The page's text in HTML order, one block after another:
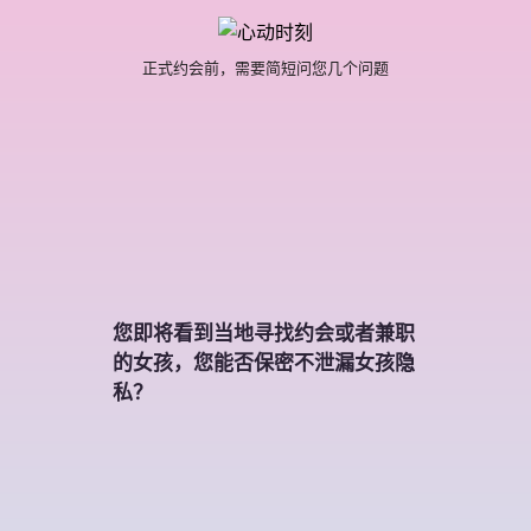
正式约会前，需要简短问您几个问题
您即将看到当地寻找约会或者兼职
的女孩，您能否保密不泄漏女孩隐
私？